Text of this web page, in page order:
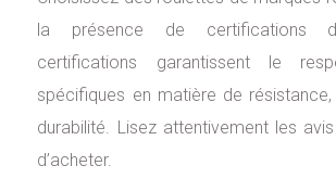
la présence de certifications
certifications garantissent le
spécifiques en matière de
durabilité. Lisez attentivement les
d’acheter.